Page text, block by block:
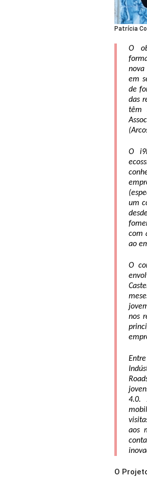
Patrícia
O
nova
de
das r
têm
(Arco
O
um
com
ao
O
nos
Entre
4.0.
v
aos
O